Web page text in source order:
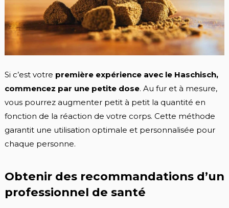
Si c’est votre première expérience avec le Haschisch,
commencez par une petite dose. Au fur et à mesure,
vous pourrez augmenter petit à petit la quantité en
fonction de la réaction de votre corps. Cette méthode
garantit une utilisation optimale et personnalisée pour
chaque personne.
Obtenir des recommandations d’un
professionnel de santé